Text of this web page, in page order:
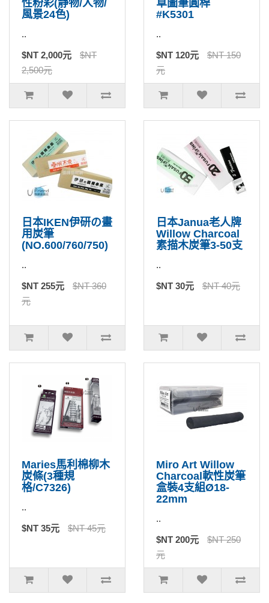
性粉彩(靜物/人物/
風景24色)
..
$NT 2,000元
$NT
2,500元
草圖筆圓桿
#K5301
..
$NT 120元
$NT 150
元
日本IKEN伊研の畫
用炭筆
(NO.600/760/750)
..
$NT 255元
$NT 360
元
日本Janua老人牌
Willow Charcoal
素描木炭筆3-50支
..
$NT 30元 $NT 40元
Maries馬利棉柳木
炭條(3種規
格/C7326)
..
$NT 35元 $NT 45元
Miro Art Willow
Charcoal軟性炭筆
盒裝4支組Ø18-
22mm
..
$NT 200元
$NT 250
元